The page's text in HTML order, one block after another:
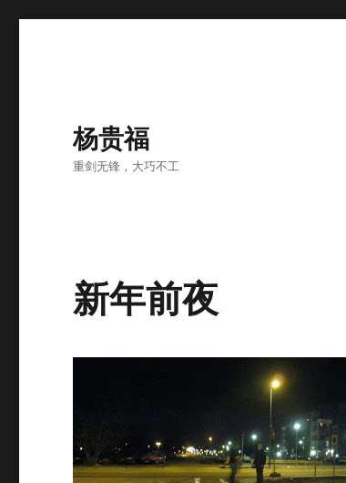
杨贵福
重剑无锋，大巧不工
新年前夜